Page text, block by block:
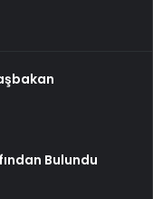
Bulundu